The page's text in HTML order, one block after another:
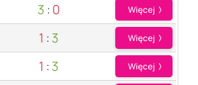
3 : 0 Więcej
1 : 3 Więcej
1 : 3 Więcej